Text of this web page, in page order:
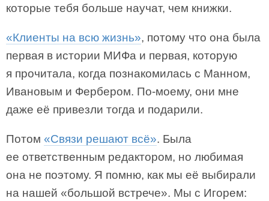
которые тебя больше научат, чем книжки.
«Клиенты на всю жизнь», потому что она была
первая в истории МИФа и первая, которую
я прочитала, когда познакомилась с Манном,
Ивановым и Фербером. По-моему, они мне
даже её привезли тогда и подарили.
Потом «Связи решают всё». Была
ее ответственным редактором, но любимая
она не поэтому. Я помню, как мы её выбирали
на нашей «большой встрече». Мы с Игорем: